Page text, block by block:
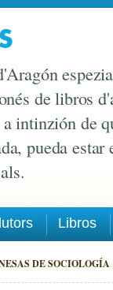
de libros
intinzión de
pueda estar
Libros
DE SOCIOLOGÍA